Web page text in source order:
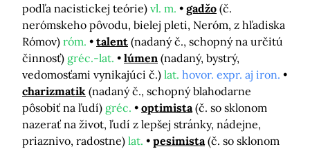
podľa nacistickej teórie) vl. m. gadžo (č.
nerómskeho pôvodu, bielej pleti, Neróm, z hľadiska
Rómov) róm. talent (nadaný č., schopný na určitú
činnosť) gréc.-lat. lúmen (nadaný, bystrý,
vedomosťami vynikajúci č.) lat. hovor. expr. aj iron.
charizmatik (nadaný č., schopný blahodarne
pôsobiť na ľudí) gréc. optimista (č. so sklonom
nazerať na život, ľudí z lepšej stránky, nádejne,
priaznivo, radostne) lat. pesimista (č. so sklonom